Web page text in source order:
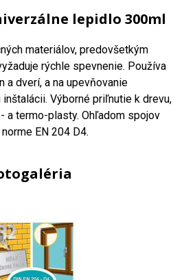
lepidlo 300ml
materiálov, predovšetkým
rýchle spevnenie. Používa
a dverí, a na upevňovanie
Výborné priľnutie k drevu,
a termo-plasty. Ohľadom spojov
EN 204 D4.